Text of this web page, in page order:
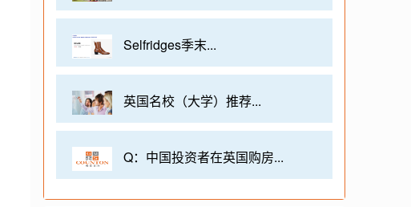
Selfridges季末...
英国名校（大学）推荐...
Q：中国投资者在英国购房...